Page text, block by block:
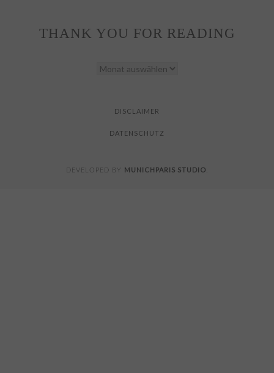
THANK YOU FOR READING
YOU
DISCLAIMER
DATENSCHUTZ
DEVELOPED BY MUNICHPARIS STUDIO